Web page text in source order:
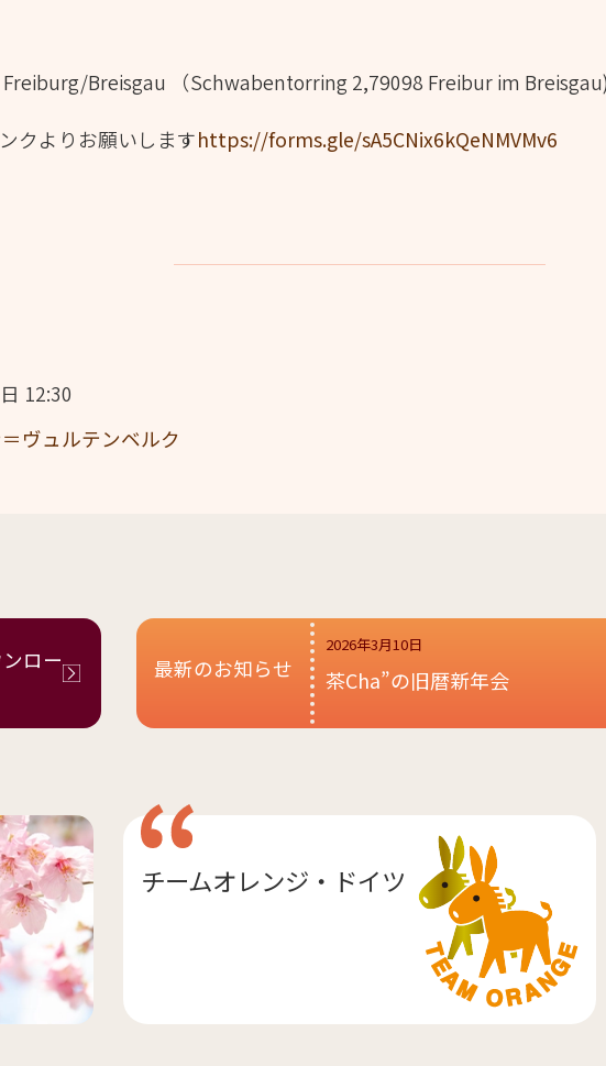
Breisgau （Schwabentorring 2,79098 Freibur im
クよりお願いしますhttps://forms.gle/sA5CNix6kQeNMVMv6
12:30
ヴュルテンベルク
ロー
最新のお知らせ
2026年3月10日
茶Cha”の旧暦新年会
チームオレンジ・ ドイツ